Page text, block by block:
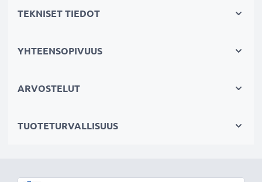
akun kestoa
Nopeat latausajat
1 x 2000mAh akku:
TEKNISET TIEDOT
YHTEENSOPIVUUS
ARVOSTELUT
TUOTETURVALLISUUS